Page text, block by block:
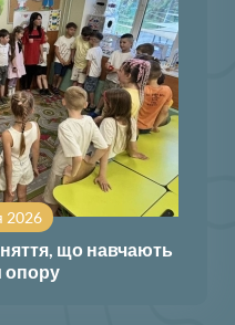
2026
що навчають
опору